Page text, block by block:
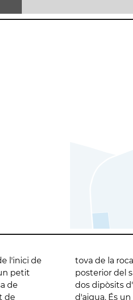
l'inici de
petit
de
de
la part
hi ha
del